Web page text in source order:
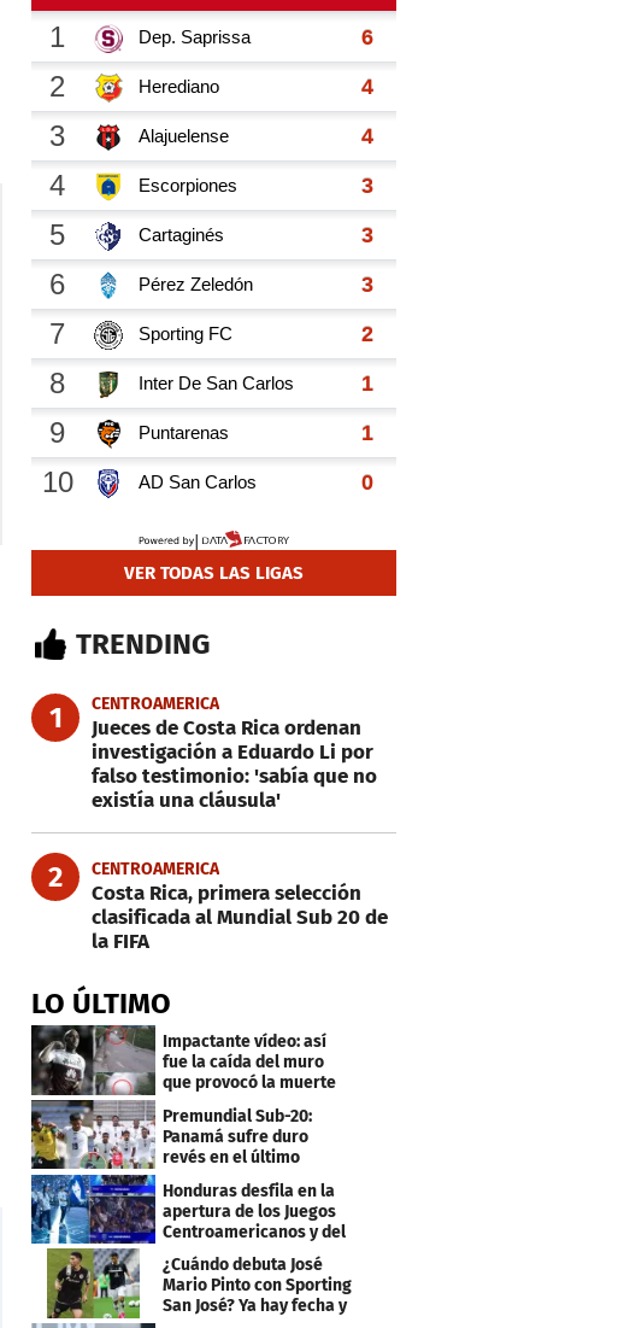
VER TODAS LAS LIGAS
TRENDING
1 CENTROAMERICA
Jueces de Costa Rica ordenan
investigación a Eduardo Li por
falso testimonio: 'sabía que no
existía una cláusula'
2 CENTROAMERICA
Costa Rica, primera selección
clasificada al Mundial Sub 20 de
la FIFA
LO ÚLTIMO
Impactante vídeo: así
fue la caída del muro
que provocó la muerte
de Tássio Maia
Premundial Sub-20:
Panamá sufre duro
revés en el último
minuto y se aleja de 4tos
Honduras desfila en la
apertura de los Juegos
Centroamericanos y del
Caribe 2026
¿Cuándo debuta José
Mario Pinto con Sporting
San José? Ya hay fecha y